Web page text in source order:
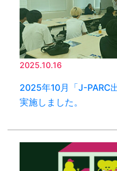
2025.10.16
2025年10月「J-PARC
実施しました。